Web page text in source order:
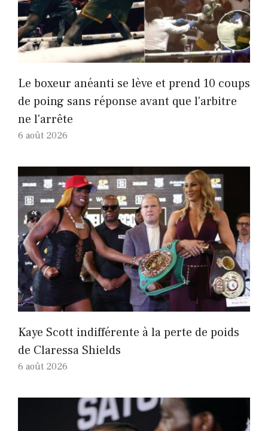
Le boxeur anéanti se lève et prend 10 coups
de poing sans réponse avant que l'arbitre
ne l'arrête
6 août 2026
Kaye Scott indifférente à la perte de poids
de Claressa Shields
6 août 2026